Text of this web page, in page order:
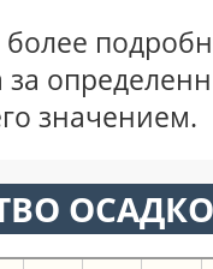
за
значением.